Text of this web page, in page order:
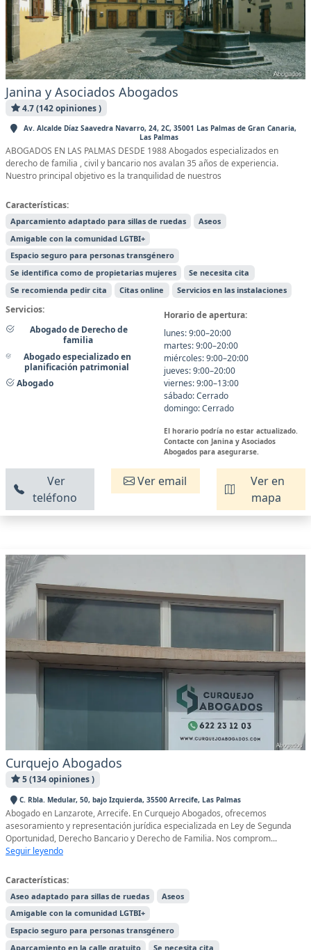
Janina y Asociados Abogados
4.7 (142 opiniones )
Av. Alcalde Díaz Saavedra Navarro, 24, 2C, 35001 Las Palmas de Gran Canaria,
Las Palmas
ABOGADOS EN LAS PALMAS DESDE 1988 Abogados especializados en
derecho de familia , civil y bancario nos avalan 35 años de experiencia.
Nuestro principal objetivo es la tranquilidad de nuestros
Características:
Aparcamiento adaptado para sillas de ruedas
Aseos
Amigable con la comunidad LGTBI+
Espacio seguro para personas transgénero
Se identifica como de propietarias mujeres
Se necesita cita
Se recomienda pedir cita
Citas online Servicios en las instalaciones
Servicios:
Abogado de Derecho de
familia
Abogado especializado en
planificación patrimonial
Abogado
Horario de apertura:
lunes: 9:00–20:00
martes: 9:00–20:00
miércoles: 9:00–20:00
jueves: 9:00–20:00
viernes: 9:00–13:00
sábado: Cerrado
domingo: Cerrado
El horario podría no estar actualizado.
Contacte con Janina y Asociados
Abogados para asegurarse.
Ver
teléfono
Ver email
Ver en
mapa
Curquejo Abogados
5 (134 opiniones )
C. Rbla. Medular, 50, bajo Izquierda, 35500 Arrecife, Las Palmas
Abogado en Lanzarote, Arrecife. En Curquejo Abogados, ofrecemos
asesoramiento y representación jurídica especializada en Ley de Segunda
Oportunidad, Derecho Bancario y Derecho de Familia. Nos comprom...
Seguir leyendo
Características:
Aseo adaptado para sillas de ruedas
Aseos
Amigable con la comunidad LGTBI+
Espacio seguro para personas transgénero
Aparcamiento en la calle gratuito
Se necesita cita